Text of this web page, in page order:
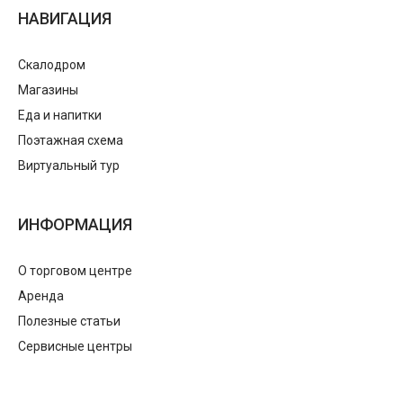
НАВИГАЦИЯ
Скалодром
Магазины
Еда и напитки
Поэтажная схема
Виртуальный тур
ИНФОРМАЦИЯ
О торговом центре
Аренда
Полезные статьи
Сервисные центры